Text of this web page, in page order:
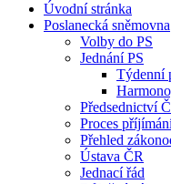
Úvodní stránka
Poslanecká sněmovna
Volby do PS
Jednání PS
Týdenní
Předsednictví
Proces
Přehled
Ústava ČR
Jednací řád